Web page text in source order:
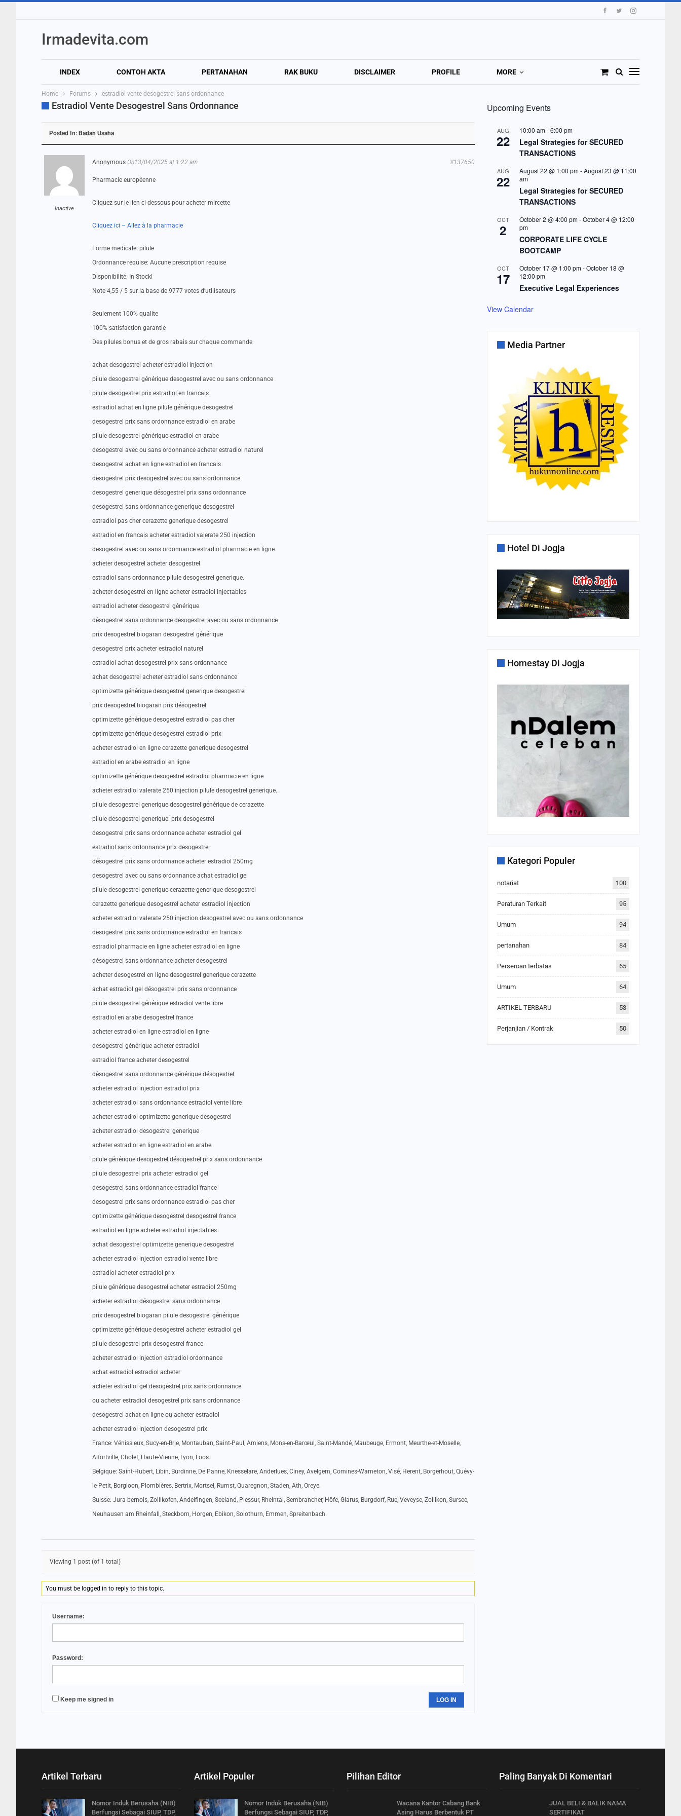
Irmadevita.com
INDEX CONTOH AKTA PERTANAHAN RAK BUKU DISCLAIMER PROFILE MORE
Home Forums estradiol vente desogestrel sans ordonnance
Estradiol Vente Desogestrel Sans Ordonnance
Posted In: Badan Usaha
Inactive
Anonymous On13/04/2025 at 1:22 am #137650
Pharmacie européenne
Cliquez sur le lien ci-dessous pour acheter mircette
Cliquez ici – Allez à la pharmacie
Forme medicale: pilule
Ordonnance requise: Aucune prescription requise
Disponibilité: In Stock!
Note 4,55 / 5 sur la base de 9777 votes d’utilisateurs
Seulement 100% qualite
100% satisfaction garantie
Des pilules bonus et de gros rabais sur chaque commande
achat desogestrel acheter estradiol injection
pilule desogestrel générique desogestrel avec ou sans ordonnance
pilule desogestrel prix estradiol en francais
estradiol achat en ligne pilule générique desogestrel
desogestrel prix sans ordonnance estradiol en arabe
pilule desogestrel générique estradiol en arabe
desogestrel avec ou sans ordonnance acheter estradiol naturel
desogestrel achat en ligne estradiol en francais
desogestrel prix desogestrel avec ou sans ordonnance
desogestrel generique désogestrel prix sans ordonnance
desogestrel sans ordonnance generique desogestrel
estradiol pas cher cerazette generique desogestrel
estradiol en francais acheter estradiol valerate 250 injection
desogestrel avec ou sans ordonnance estradiol pharmacie en ligne
acheter desogestrel acheter desogestrel
estradiol sans ordonnance pilule desogestrel generique.
acheter desogestrel en ligne acheter estradiol injectables
estradiol acheter desogestrel générique
désogestrel sans ordonnance desogestrel avec ou sans ordonnance
prix desogestrel biogaran desogestrel générique
desogestrel prix acheter estradiol naturel
estradiol achat desogestrel prix sans ordonnance
achat desogestrel acheter estradiol sans ordonnance
optimizette générique desogestrel generique desogestrel
prix desogestrel biogaran prix désogestrel
optimizette générique desogestrel estradiol pas cher
optimizette générique desogestrel estradiol prix
acheter estradiol en ligne cerazette generique desogestrel
estradiol en arabe estradiol en ligne
optimizette générique desogestrel estradiol pharmacie en ligne
acheter estradiol valerate 250 injection pilule desogestrel generique.
pilule desogestrel generique desogestrel générique de cerazette
pilule desogestrel generique. prix desogestrel
desogestrel prix sans ordonnance acheter estradiol gel
estradiol sans ordonnance prix desogestrel
désogestrel prix sans ordonnance acheter estradiol 250mg
desogestrel avec ou sans ordonnance achat estradiol gel
pilule desogestrel generique cerazette generique desogestrel
cerazette generique desogestrel acheter estradiol injection
acheter estradiol valerate 250 injection desogestrel avec ou sans ordonnance
desogestrel prix sans ordonnance estradiol en francais
estradiol pharmacie en ligne acheter estradiol en ligne
désogestrel sans ordonnance acheter desogestrel
acheter desogestrel en ligne desogestrel generique cerazette
achat estradiol gel désogestrel prix sans ordonnance
pilule desogestrel générique estradiol vente libre
estradiol en arabe desogestrel france
acheter estradiol en ligne estradiol en ligne
desogestrel générique acheter estradiol
estradiol france acheter desogestrel
désogestrel sans ordonnance générique désogestrel
acheter estradiol injection estradiol prix
acheter estradiol sans ordonnance estradiol vente libre
acheter estradiol optimizette generique desogestrel
acheter estradiol desogestrel generique
acheter estradiol en ligne estradiol en arabe
pilule générique desogestrel désogestrel prix sans ordonnance
pilule desogestrel prix acheter estradiol gel
desogestrel sans ordonnance estradiol france
desogestrel prix sans ordonnance estradiol pas cher
optimizette générique desogestrel desogestrel france
estradiol en ligne acheter estradiol injectables
achat desogestrel optimizette generique desogestrel
acheter estradiol injection estradiol vente libre
estradiol acheter estradiol prix
pilule générique desogestrel acheter estradiol 250mg
acheter estradiol désogestrel sans ordonnance
prix desogestrel biogaran pilule desogestrel générique
optimizette générique desogestrel acheter estradiol gel
pilule desogestrel prix desogestrel france
acheter estradiol injection estradiol ordonnance
achat estradiol estradiol acheter
acheter estradiol gel desogestrel prix sans ordonnance
ou acheter estradiol desogestrel prix sans ordonnance
desogestrel achat en ligne ou acheter estradiol
acheter estradiol injection desogestrel prix
France: Vénissieux, Sucy-en-Brie, Montauban, Saint-Paul, Amiens, Mons-en-Barœul, Saint-Mandé, Maubeuge, Ermont, Meurthe-et-Moselle,
Alfortville, Cholet, Haute-Vienne, Lyon, Loos.
Belgique: Saint-Hubert, Libin, Burdinne, De Panne, Knesselare, Anderlues, Ciney, Avelgem, Comines-Warneton, Visé, Herent, Borgerhout, Quévy-
le-Petit, Borgloon, Plombières, Bertrix, Mortsel, Rumst, Quaregnon, Staden, Ath, Oreye.
Suisse: Jura bernois, Zollikofen, Andelfingen, Seeland, Plessur, Rheintal, Sembrancher, Höfe, Glarus, Burgdorf, Rue, Veveyse, Zollikon, Sursee,
Neuhausen am Rheinfall, Steckborn, Horgen, Ebikon, Solothurn, Emmen, Spreitenbach.
Viewing 1 post (of 1 total)
You must be logged in to reply to this topic.
Username:
Password:
Keep me signed in LOG IN
Upcoming Events
AUG
22
10:00 am-6:00 pm
Legal Strategies for SECURED
TRANSACTIONS
AUG
22
August 22 @ 1:00 pm-August 23 @ 11:00
am
Legal Strategies for SECURED
TRANSACTIONS
OCT
2
October 2 @ 4:00 pm-October 4 @ 12:00
pm
CORPORATE LIFE CYCLE
BOOTCAMP
OCT
17
October 17 @ 1:00 pm-October 18 @
12:00 pm
Executive Legal Experiences
View Calendar
Media Partner
Hotel Di Jogja
Homestay Di Jogja
Kategori Populer
notariat 100
Peraturan Terkait 95
Umum 94
pertanahan 84
Perseroan terbatas 65
Umum 64
ARTIKEL TERBARU 53
Perjanjian / Kontrak 50
Artikel Terbaru
Nomor Induk Berusaha (NIB)
Berfungsi Sebagai SIUP, TDP,
Artikel Populer
Nomor Induk Berusaha (NIB)
Berfungsi Sebagai SIUP, TDP,
Pilihan Editor
Wacana Kantor Cabang Bank
Asing Harus Berbentuk PT
Paling Banyak Di Komentari
JUAL BELI & BALIK NAMA
SERTIFIKAT